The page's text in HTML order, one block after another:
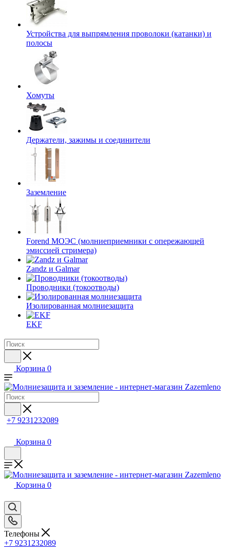
Устройства для выпрямления проволоки (катанки) и
полосы
Хомуты
Держатели, зажимы и соединители
Заземление
Forend МОЭС (молниеприемники с опережающей
эмиссией стримера)
Zandz и Galmar
Проводники (токоотводы)
Изолированная молниезащита
EKF
Корзина 0
+7 9231232089
Корзина 0
Корзина 0
Телефоны
+7 9231232089